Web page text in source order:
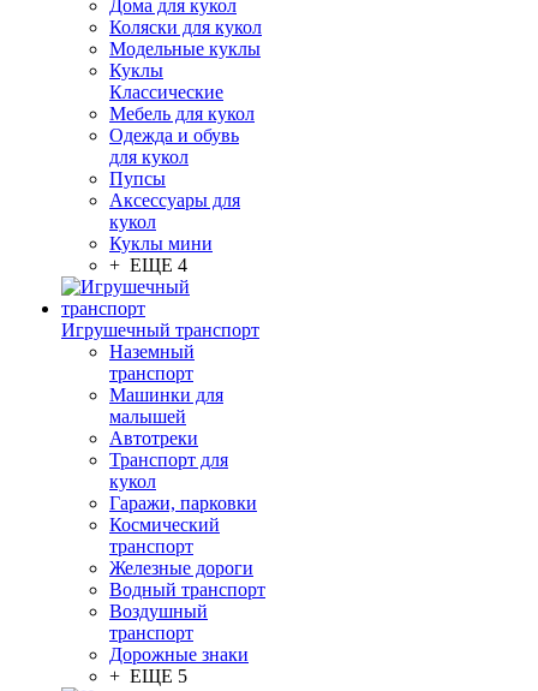
Дома для кукол
Коляски для кукол
Модельные куклы
Куклы
Классические
Мебель для кукол
Одежда и обувь
для кукол
Пупсы
Аксессуары для
кукол
Куклы мини
+ ЕЩЕ 4
Игрушечный транспорт
Наземный
транспорт
Машинки для
малышей
Автотреки
Транспорт для
кукол
Гаражи, парковки
Космический
транспорт
Железные дороги
Водный транспорт
Воздушный
транспорт
Дорожные знаки
+ ЕЩЕ 5